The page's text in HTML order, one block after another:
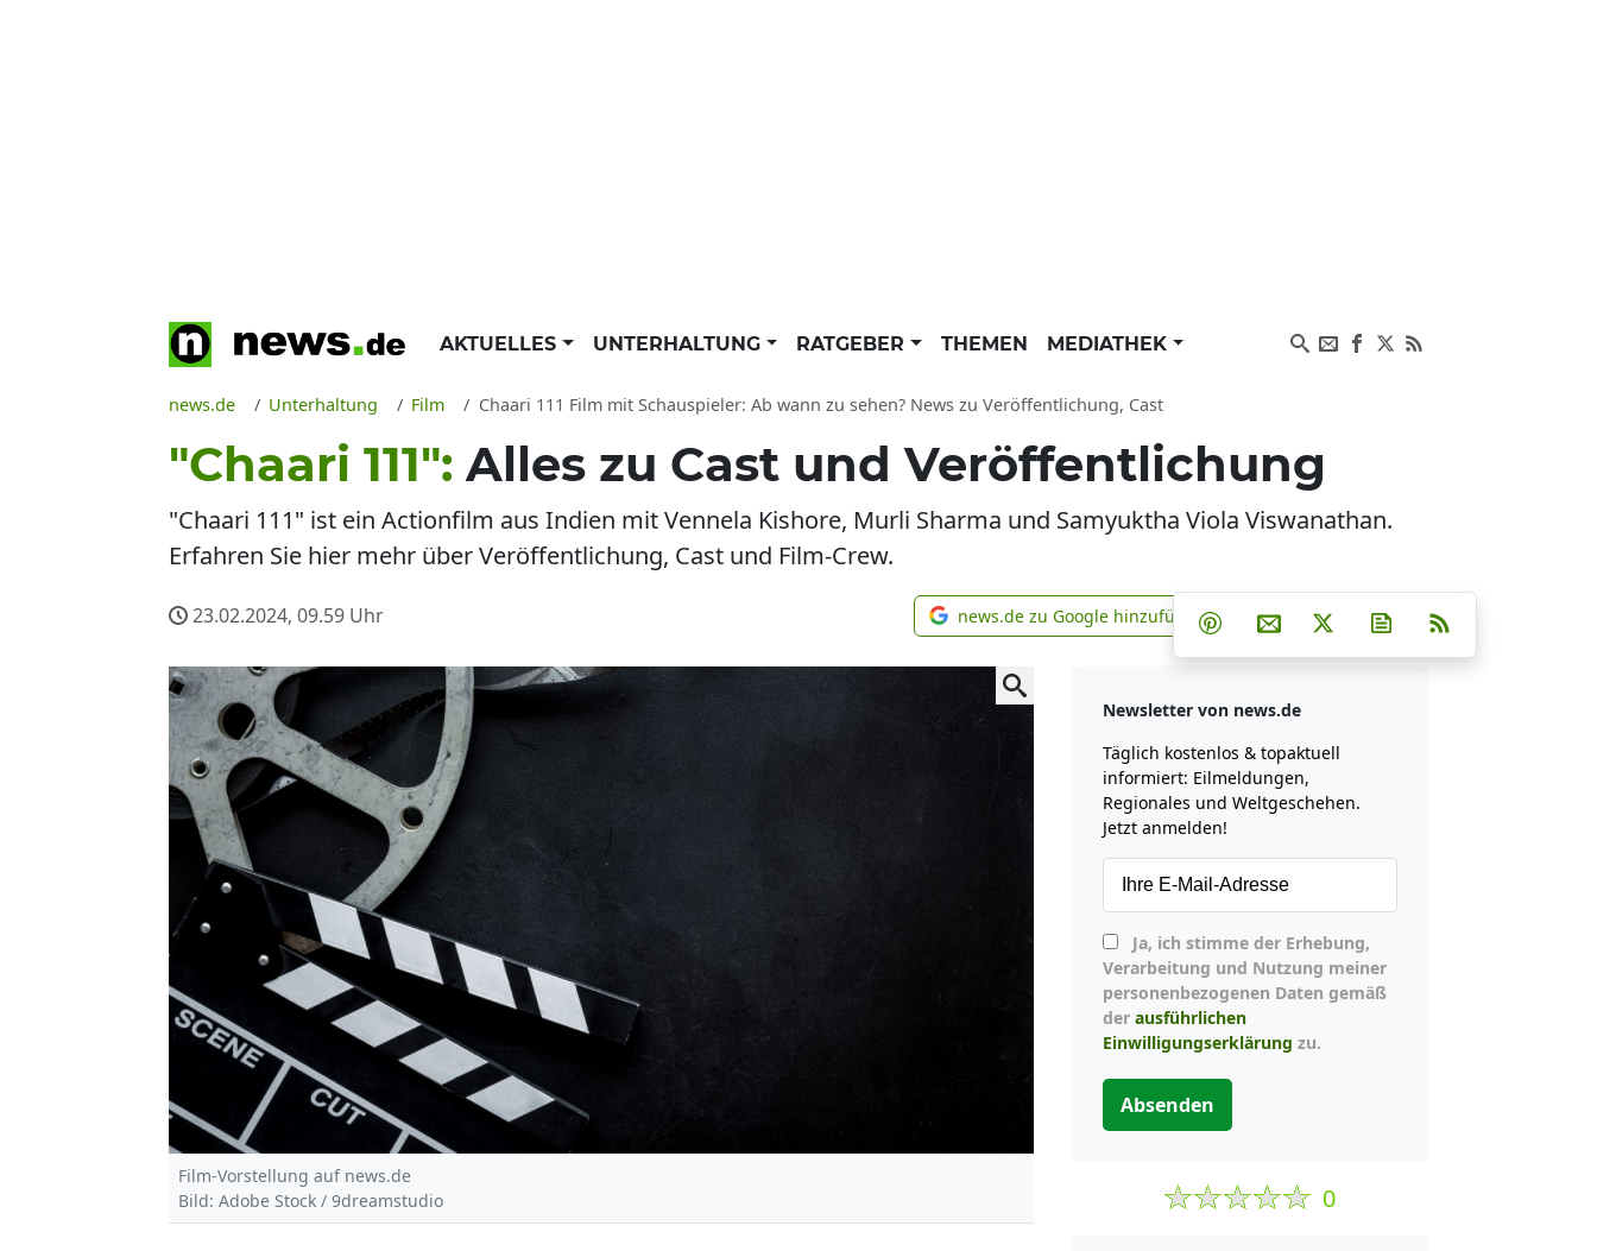
AKTUELLES UNTERHALTUNG RATGEBER THEMEN MEDIATHEK
news.de Unterhaltung Film Chaari 111 Film mit Schauspieler: Ab wann zu sehen? News zu Veröffentlichung, Cast
"Chaari 111":Alles zu Cast und Veröffentlichung
"Chaari 111" ist ein Actionfilm aus Indien mit Vennela Kishore, Murli Sharma und Samyuktha Viola Viswanathan.
Erfahren Sie hier mehr über Veröffentlichung, Cast und Film-Crew.
23.02.2024, 09.59 Uhr news.de zu Google hinzufügen
news.de zu Google hinzufügen Teilen auf Facebook
Teilen auf Whatsapp
Teilen auf Telegram
Teilen auf Pinterest
Per E-Mail teilen
Post auf XNewsletter
Film-Vorstellung auf news.de
Bild: Adobe Stock / 9dreamstudio
Newsletter von news.de
Täglich kostenlos & topaktuell
informiert: Eilmeldungen,
Regionales und Weltgeschehen.
Jetzt anmelden!
Verarbeitung und Nutzung meiner
personenbezogenen Daten gemäß
der ausführlichen
Einwilligungserklärung zu.
Absenden
0